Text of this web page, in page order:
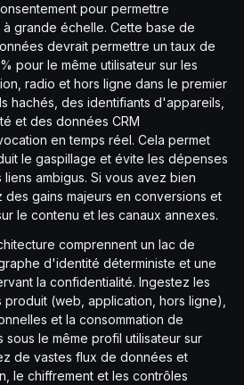
pour permettre
grande échelle. Cette base de
devrait permettre un taux de
pour le même utilisateur sur les
radio et hors ligne dans le premier
hachés, des identifiants d'appareils,
et des données CRM
en temps réel. Cela permet
le gaspillage et évite les dépenses
ambigus. Si vous avez bien
gains majeurs en conversions et
le contenu et les canaux annexes.
comprennent un lac de
d'identité déterministe et une
la confidentialité. Ingestez les
(web, application, hors ligne),
et la consommation de
le même profil utilisateur sur
de vastes flux de données et
le chiffrement et les contrôles